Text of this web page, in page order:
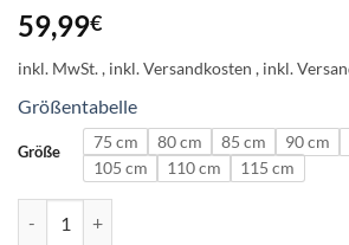
59,99€
inkl. MwSt.
Größentabelle
Größe 75 cm 80 cm 85 cm 90 cm
105 cm
110 cm 115 cm